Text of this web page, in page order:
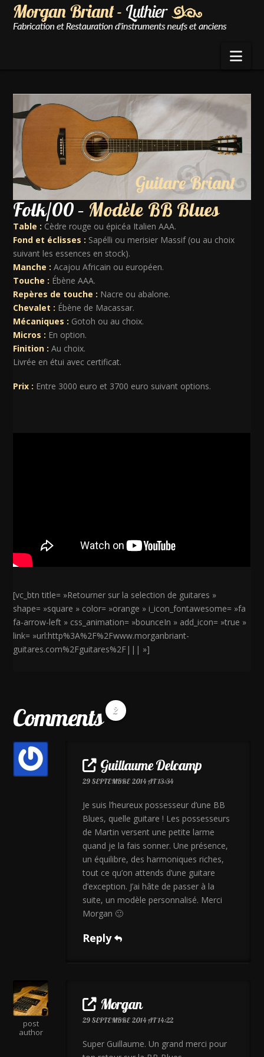
Folk/00 – Modèle BB Blues
Table : Cèdre rouge ou épicéa Italien AAA.
Fond et éclisses : Sapélli ou merisier Massif (ou au choix
suivant les essences en stock).
Manche : Acajou Africain ou européen.
Touche : Ébène AAA.
Repères de touche : Nacre ou abalone.
Chevalet : Ébène de Macassar.
Mécaniques : Gotoh ou au choix.
Micros : En option.
Finition : Au choix.
Livrée en étui avec certificat.
Prix : Entre 3000 euro et 3700 euro suivant options.
[vc_btn title= »Retourner sur la selection de guitares »
shape= »square » color= »orange » i_icon_fontawesome= »fa
fa-arrow-left » css_animation= »bounceIn » add_icon= »true »
link= »url:http%3A%2F%2Fwww.morganbriant-
guitares.com%2Fguitares%2F||| »]
Comments 2
Guillaume Delcamp
29 SEPTEMBRE 2014 AT 13:34
Je suis l’heureux possesseur d’une BB
Blues, quelle guitare ! Les possesseurs
de Martin versent une petite larme
quand je la fais sonner. Une présence,
un équilibre, des harmoniques riches,
tout ce qu’on attends d’une guitare
d’exception. J’ai hâte de passer à la
suite, un modèle personnalisé. Merci
Morgan 🙂
Reply
post
author
Morgan
29 SEPTEMBRE 2014 AT 14:22
Super Guillaume. Un grand merci pour